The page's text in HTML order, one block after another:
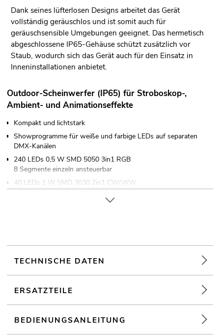
Dank seines lüfterlosen Designs arbeitet das Gerät
vollständig geräuschlos und ist somit auch für
geräuschsensible Umgebungen geeignet. Das hermetisch
abgeschlossene IP65-Gehäuse schützt zusätzlich vor
Staub, wodurch sich das Gerät auch für den Einsatz in
Inneninstallationen anbietet.
Outdoor-Scheinwerfer (IP65) für Stroboskop-,
Ambient- und Animationseffekte
Kompakt und lichtstark
Showprogramme für weiße und farbige LEDs auf separaten
DMX-Kanälen
240 LEDs 0,5 W SMD 5050 3in1 RGB
8 Segmente einzeln ansteuerbar
40 LEDs 1 W SMD 3030 2in1 CW/WW
4 Segmente einzeln ansteuerbar
Mit einem Abstrahlwinkel von 120°
20 integrierte Showprogramme
Variable Farbtemperatur 3200 K - 6600 K
Ansteuerbar über Stand-alone; Musiksteuerung über Mikrofon;
Flimmerfrei
TECHNISCHE DATEN
ERSATZTEILE
BEDIENUNGSANLEITUNG